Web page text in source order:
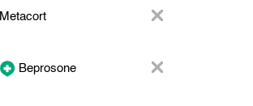
Metacort
Beprosone